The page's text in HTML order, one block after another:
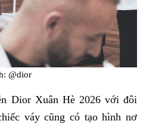
@dior
Dior Xuân Hè 2026 với đôi
váy cũng có tạo hình nơ